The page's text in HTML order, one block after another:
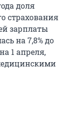
доля
страхования
зарплаты
на 7,8% до
1 апреля,